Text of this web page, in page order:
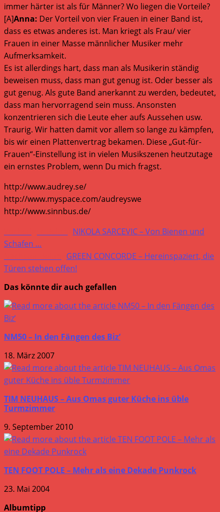
immer härter ist als für Männer? Wo liegen die Vorteile?
[A]Anna: Der Vorteil von vier Frauen in einer Band ist,
dass es etwas anderes ist. Man kriegt als Frau/ vier
Frauen in einer Masse männlicher Musiker mehr
Aufmerksamkeit.
Es ist allerdings hart, dass man als Musikerin ständig
beweisen muss, dass man gut genug ist. Oder besser als
gut genug. Als gute Band anerkannt zu werden, bedeutet,
dass man hervorragend sein muss. Ansonsten
konzentrieren sich die Leute eher aufs Aussehen usw.
Traurig. Wir hatten damit vor allem so lange zu kämpfen,
bis wir einen Plattenvertrag bekamen. Diese „Gut-für-
Frauen“-Einstellung ist in vielen Musikszenen heutzutage
ein ernstes Problem, wenn Du mich fragst.
http://www.audrey.se/
http://www.myspace.com/audreyswe
http://www.sinnbus.de/
Weitere
Artikel
ansehen
NIKOLA SARCEVIC – Von Bienen und
Schafen …
GREEN CONCORDE – Hereinspaziert, die
Türen stehen offen!
Das könnte dir auch gefallen
NM50 – In den Fängen des Biz‘
18. März 2007
TIM NEUHAUS – Aus Omas guter Küche ins üble
Turmzimmer
9. September 2010
TEN FOOT POLE – Mehr als eine Dekade Punkrock
23. Mai 2004
Albumtipp